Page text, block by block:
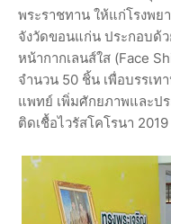
พระราชทาน ให้แก่โรงพย
จังวัดขอนแก่น ประกอบด้
หน้ากากเลนส์ใส (Face
จำนวน 50 ชิ้น เพื่อบรรเ
แพทย์ เพิ่มศักยภาพและป
ติดเชื้อไวรัสโคโรนา 2019